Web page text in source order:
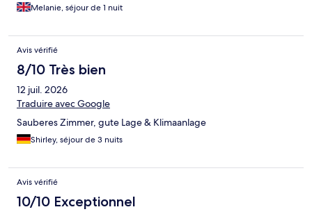
Melanie, séjour de 1 nuit
Avis vérifié
8/10 Très bien
12 juil. 2026
Traduire avec Google
Sauberes Zimmer, gute Lage & Klimaanlage
Shirley, séjour de 3 nuits
Avis vérifié
10/10 Exceptionnel